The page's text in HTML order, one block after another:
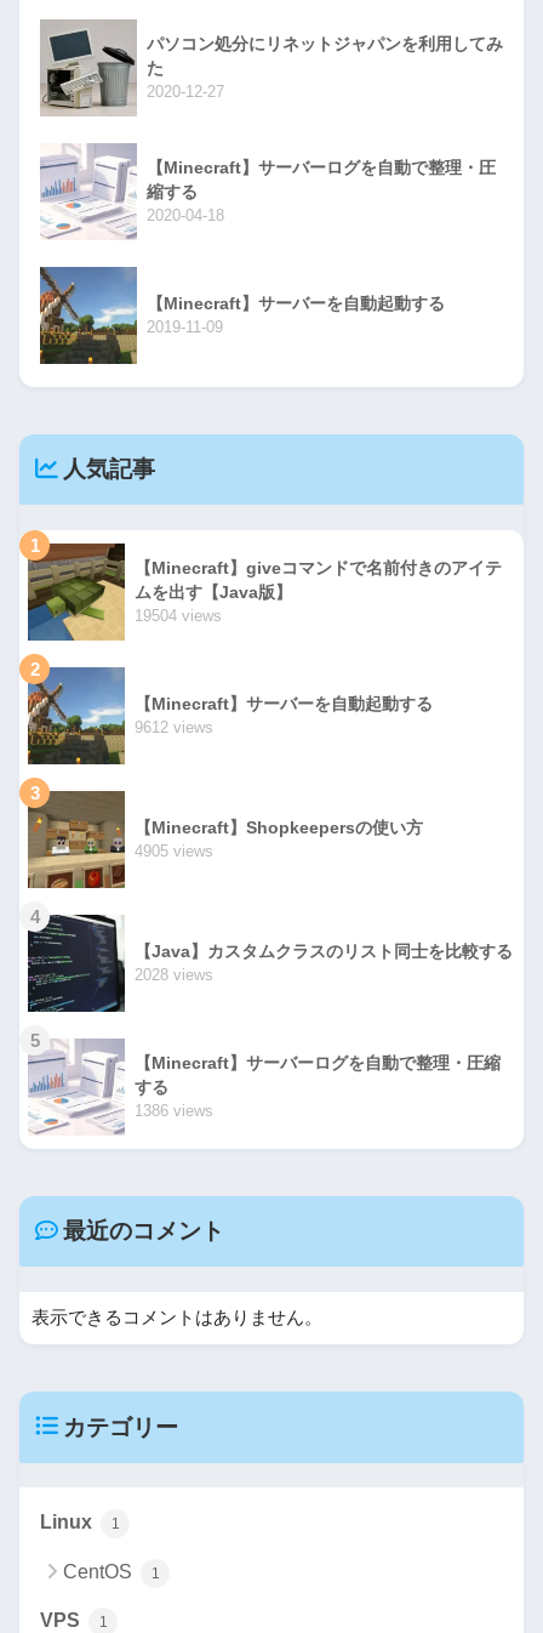
パソコン処分にリネットジャパンを利用してみ
た
2020-12-27
【Minecraft】サーバーログを自動で整理・圧
縮する
2020-04-18
【Minecraft】サーバーを自動起動する
2019-11-09
人気記事
1
【Minecraft】giveコマンドで名前付きのアイテ
ムを出す【Java版】
19504 views
2
【Minecraft】サーバーを自動起動する
9612 views
3
【Minecraft】Shopkeepersの使い方
4905 views
4
【Java】カスタムクラスのリスト同士を比較する
2028 views
5
【Minecraft】サーバーログを自動で整理・圧縮
する
1386 views
最近のコメント
表示できるコメントはありません。
カテゴリー
Linux 1
CentOS 1
VPS 1